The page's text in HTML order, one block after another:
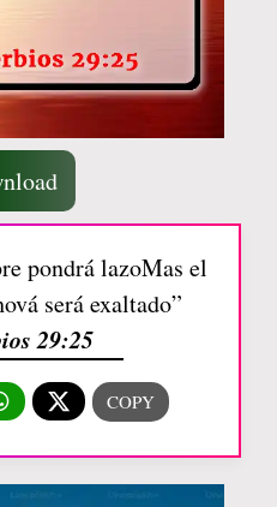
pondrá lazoMas el
será exaltado”
29:25